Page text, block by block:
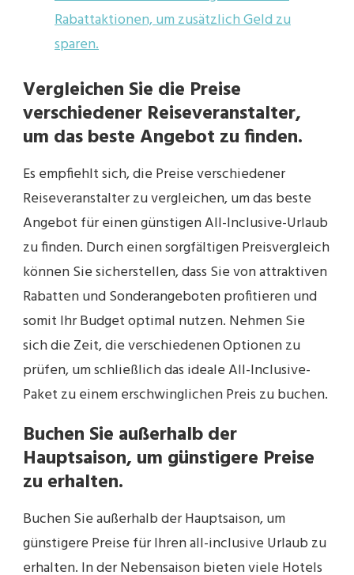
Rabattaktionen, um zusätzlich Geld zu
sparen.
Vergleichen Sie die Preise
verschiedener Reiseveranstalter,
um das beste Angebot zu finden.
Es empfiehlt sich, die Preise verschiedener
Reiseveranstalter zu vergleichen, um das beste
Angebot für einen günstigen All-Inclusive-Urlaub
zu finden. Durch einen sorgfältigen Preisvergleich
können Sie sicherstellen, dass Sie von attraktiven
Rabatten und Sonderangeboten profitieren und
somit Ihr Budget optimal nutzen. Nehmen Sie
sich die Zeit, die verschiedenen Optionen zu
prüfen, um schließlich das ideale All-Inclusive-
Paket zu einem erschwinglichen Preis zu buchen.
Buchen Sie außerhalb der
Hauptsaison, um günstigere Preise
zu erhalten.
Buchen Sie außerhalb der Hauptsaison, um
günstigere Preise für Ihren all-inclusive Urlaub zu
erhalten. In der Nebensaison bieten viele Hotels